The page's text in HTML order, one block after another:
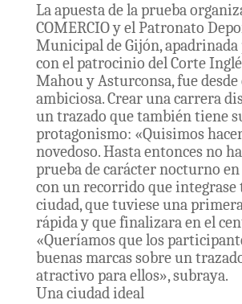
La apuesta de la prueba
COMERCIO y el Patronato
Municipal de Gijón, apadrinada
con el patrocinio del Corte
Mahou y Asturconsa, fue
ambiciosa. Crear una carrera
un trazado que también tiene
protagonismo: «Quisimos
novedoso. Hasta entonces no
prueba de carácter nocturno
con un recorrido que integrase
ciudad, que tuviese una
rápida y que finalizara en el
«Queríamos que los
buenas marcas sobre un
atractivo para ellos», subraya.
Una ciudad ideal